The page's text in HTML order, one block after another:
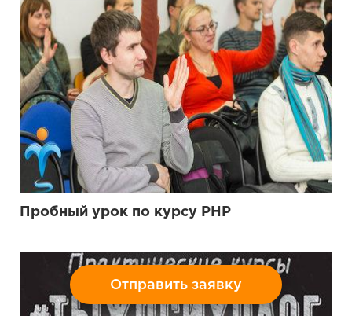
Пробный урок по курсу PHP
Отправить заявку